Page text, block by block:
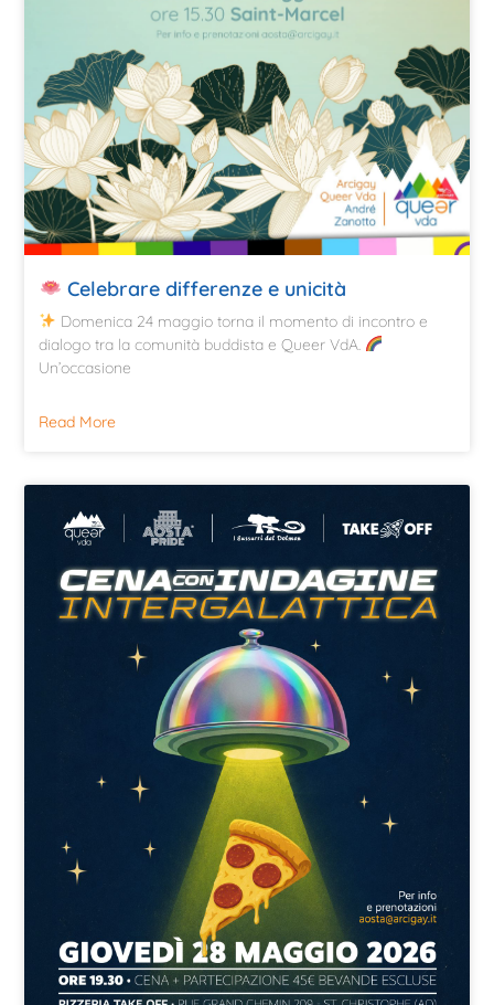
Celebrare differenze e unicità
Domenica 24 maggio torna il momento di incontro e
dialogo tra la comunità buddista e Queer VdA.
Un’occasione
Read More